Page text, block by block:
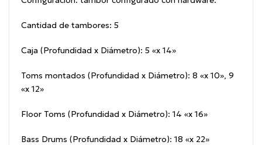
Cantidad de tambores: 5
Caja (Profundidad x Diámetro): 5 «x 14»
Toms montados (Profundidad x Diámetro): 8 «x 10», 9
«x 12»
Floor Toms (Profundidad x Diámetro): 14 «x 16»
Bass Drums (Profundidad x Diámetro): 18 «x 22»